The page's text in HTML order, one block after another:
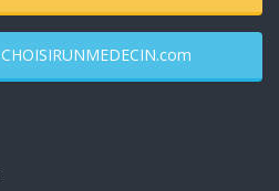
Quand utiliser CHOISIRUNMEDECIN.com